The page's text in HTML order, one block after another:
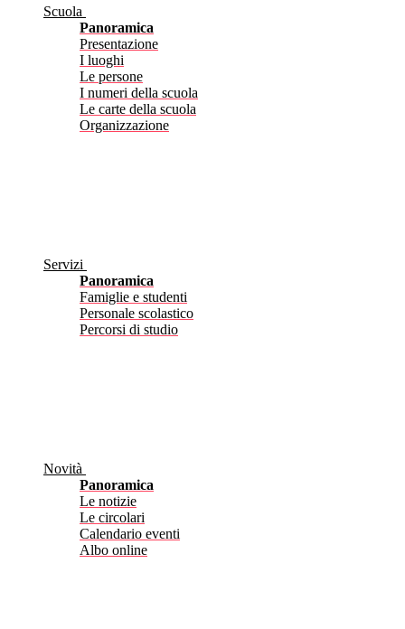
Scuola
Panoramica
Presentazione
I luoghi
Le persone
I numeri della scuola
Le carte della scuola
Organizzazione
Servizi
Panoramica
Famiglie e studenti
Personale scolastico
Percorsi di studio
Novità
Panoramica
Le notizie
Le circolari
Calendario eventi
Albo online